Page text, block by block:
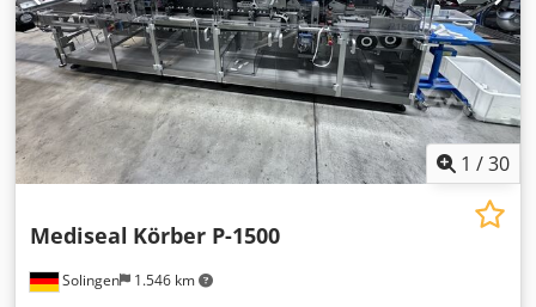
1 /30
Solingen 1.546 km
Mediseal Körber P-1500